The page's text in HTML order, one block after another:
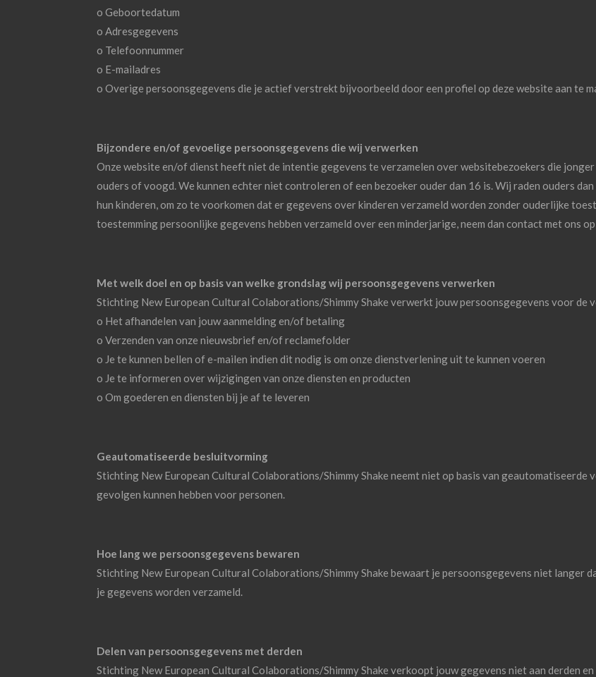
o Geboortedatum
o Adresgegevens
o Telefoonnummer
o E-mailadres
o Overige persoonsgegevens die je actief verstrekt bijvoorbeeld door een profiel op deze website aan te
Bijzondere en/of gevoelige persoonsgegevens die wij verwerken
Onze website en/of dienst heeft niet de intentie gegevens te verzamelen over websitebezoekers die jonger
ouders of voogd. We kunnen echter niet controleren of een bezoeker ouder dan 16 is. Wij raden ouders
hun kinderen, om zo te voorkomen dat er gegevens over kinderen verzameld worden zonder ouderlijke
toestemming persoonlijke gegevens hebben verzameld over een minderjarige, neem dan contact met ons
Met welk doel en op basis van welke grondslag wij persoonsgegevens verwerken
Stichting New European Cultural Colaborations/Shimmy Shake verwerkt jouw persoonsgegevens voor de
o Het afhandelen van jouw aanmelding en/of betaling
o Verzenden van onze nieuwsbrief en/of reclamefolder
o Je te kunnen bellen of e-mailen indien dit nodig is om onze dienstverlening uit te kunnen voeren
o Je te informeren over wijzigingen van onze diensten en producten
o Om goederen en diensten bij je af te leveren
Geautomatiseerde besluitvorming
Stichting New European Cultural Colaborations/Shimmy Shake neemt niet op basis van geautomatiseerde
gevolgen kunnen hebben voor personen.
Hoe lang we persoonsgegevens bewaren
Stichting New European Cultural Colaborations/Shimmy Shake bewaart je persoonsgegevens niet langer
je gegevens worden verzameld.
Delen van persoonsgegevens met derden
Stichting New European Cultural Colaborations/Shimmy Shake verkoopt jouw gegevens niet aan derden